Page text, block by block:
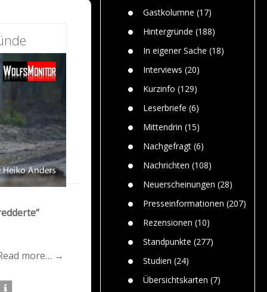
Jim
Warum
Gastkolumne (17)
Hintergründe (188)
In eigener Sache (18)
Interviews (20)
Kurzinfo (129)
Leserbriefe (6)
Mittendrin (15)
Nachgefragt (6)
Nachrichten (108)
Neuerscheinungen (28)
Presseinformationen (207)
Rezensionen (10)
Standpunkte (277)
Studien (24)
Übersichtskarten (7)
more… →